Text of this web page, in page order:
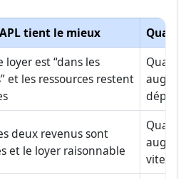
tient le mieux
loyer est “dans les
et les ressources restent
Quand
deux revenus sont
et le loyer raisonnable
Quand
vite)